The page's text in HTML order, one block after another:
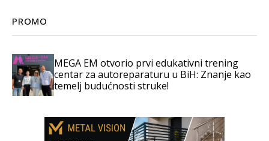
PROMO
MEGA EM otvorio prvi edukativni trening
centar za autoreparaturu u BiH: Znanje kao
temelj budućnosti struke!